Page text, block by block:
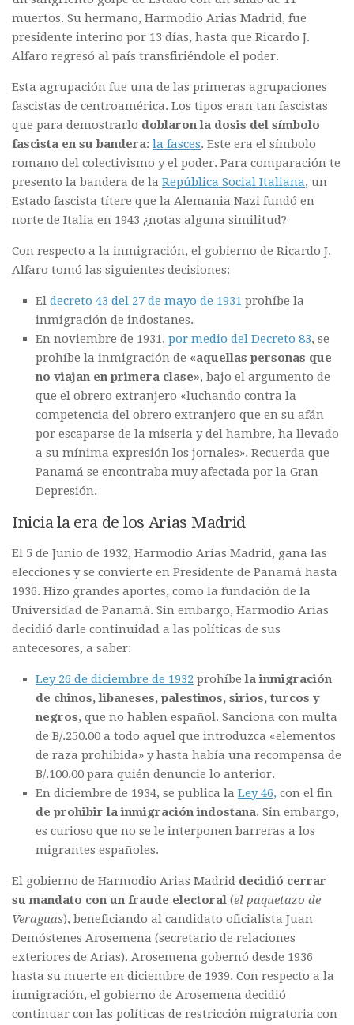
muertos. Su hermano, Harmodio Arias Madrid, fue
presidente interino por 13 días, hasta que Ricardo J.
Alfaro regresó al país transfiriéndole el poder.
Esta agrupación fue una de las primeras agrupaciones
fascistas de centroamérica. Los tipos eran tan fascistas
que para demostrarlo doblaron la dosis del símbolo
fascista en su bandera: la fasces. Este era el símbolo
romano del colectivismo y el poder. Para comparación te
presento la bandera de la República Social Italiana, un
Estado fascista títere que la Alemania Nazi fundó en
norte de Italia en 1943 ¿notas alguna similitud?
Con respecto a la inmigración, el gobierno de Ricardo J.
Alfaro tomó las siguientes decisiones:
El decreto 43 del 27 de mayo de 1931 prohíbe la
inmigración de indostanes.
En noviembre de 1931, por medio del Decreto 83, se
prohíbe la inmigración de «aquellas personas que
no viajan en primera clase», bajo el argumento de
que el obrero extranjero «luchando contra la
competencia del obrero extranjero que en su afán
por escaparse de la miseria y del hambre, ha llevado
a su mínima expresión los jornales». Recuerda que
Panamá se encontraba muy afectada por la Gran
Depresión.
Inicia la era de los Arias Madrid
El 5 de Junio de 1932, Harmodio Arias Madrid, gana las
elecciones y se convierte en Presidente de Panamá hasta
1936. Hizo grandes aportes, como la fundación de la
Universidad de Panamá. Sin embargo, Harmodio Arias
decidió darle continuidad a las políticas de sus
antecesores, a saber:
Ley 26 de diciembre de 1932 prohíbe la inmigración
de chinos, libaneses, palestinos, sirios, turcos y
negros, que no hablen español. Sanciona con multa
de B/.250.00 a todo aquel que introduzca «elementos
de raza prohibida» y hasta había una recompensa de
B/.100.00 para quién denuncie lo anterior.
En diciembre de 1934, se publica la Ley 46, con el fin
de prohibir la inmigración indostana. Sin embargo,
es curioso que no se le interponen barreras a los
migrantes españoles.
El gobierno de Harmodio Arias Madrid decidió cerrar
su mandato con un fraude electoral (el paquetazo de
Veraguas), beneficiando al candidato oficialista Juan
Demóstenes Arosemena (secretario de relaciones
exteriores de Arias). Arosemena gobernó desde 1936
hasta su muerte en diciembre de 1939. Con respecto a la
inmigración, el gobierno de Arosemena decidió
continuar con las políticas de restricción migratoria con